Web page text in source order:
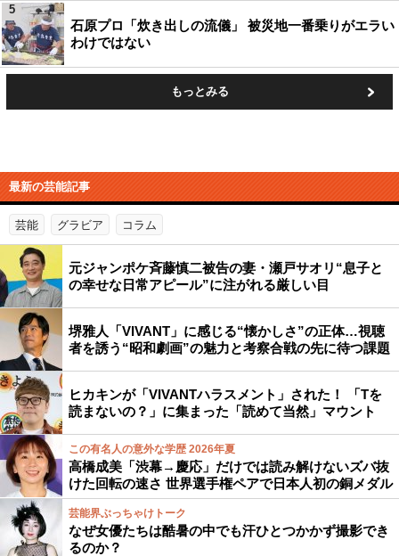
石原プロ「炊き出しの流儀」 被災地一番乗りがエラい
わけではない
5
もっとみる
最新の芸能記事
芸能 グラビア コラム
元ジャンポケ斉藤慎二被告の妻・瀬戸サオリ“息子と
の幸せな日常アピール”に注がれる厳しい目
堺雅人「VIVANT」に感じる“懐かしさ”の正体…視聴
者を誘う“昭和劇画”の魅力と考察合戦の先に待つ課題
ヒカキンが「VIVANTハラスメント」された！ 「Tを
読まないの？」に集まった「読めて当然」マウント
この有名人の意外な学歴 2026年夏
高橋成美「渋幕→慶応」だけでは読み解けないズバ抜
けた回転の速さ 世界選手権ペアで日本人初の銅メダル
芸能界ぶっちゃけトーク
なぜ女優たちは酷暑の中でも汗ひとつかかず撮影でき
るのか？